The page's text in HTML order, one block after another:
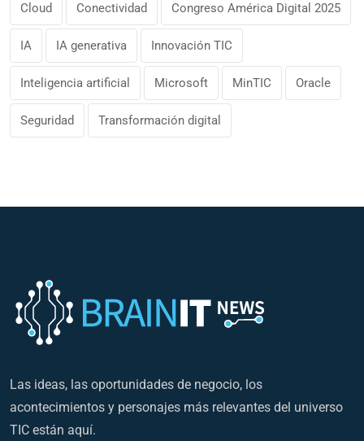
Cloud Conectividad Congreso América Digital 2025
IA IA generativa Innovación TIC
Inteligencia artificial Microsoft MinTIC Oracle
Seguridad Transformación digital
Las ideas, las oportunidades de negocio, los
acontecimientos y personajes más relevantes del universo
TIC están aquí.